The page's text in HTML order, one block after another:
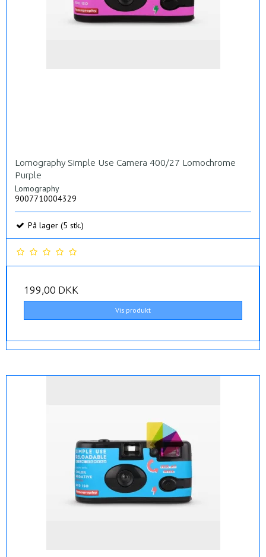
Lomography Simple Use Camera 400/27 Lomochrome
Purple
Lomography
9007710004329
På lager (5 stk.)
199,00 DKK
Vis produkt